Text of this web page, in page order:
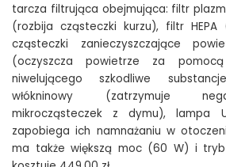
tarcza filtrująca obejmująca: filtr
(rozbija cząsteczki kurzu), filtr HEPA
cząsteczki zanieczyszczające
(oczyszcza powietrze za
niwelującego szkodliwe
włókninowy (zatrzymuje
mikrocząsteczek z dymu), lampa
zapobiega ich namnażaniu w
ma także większą moc (60 W) i